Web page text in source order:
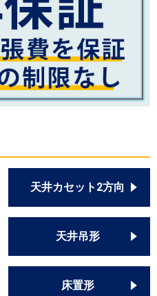
天井カセット2方向
天井吊形
床置形